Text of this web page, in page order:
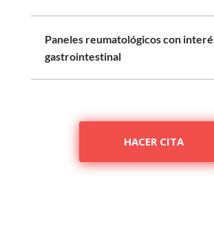
Paneles reumatológicos con
gastrointestinal
HACER CITA